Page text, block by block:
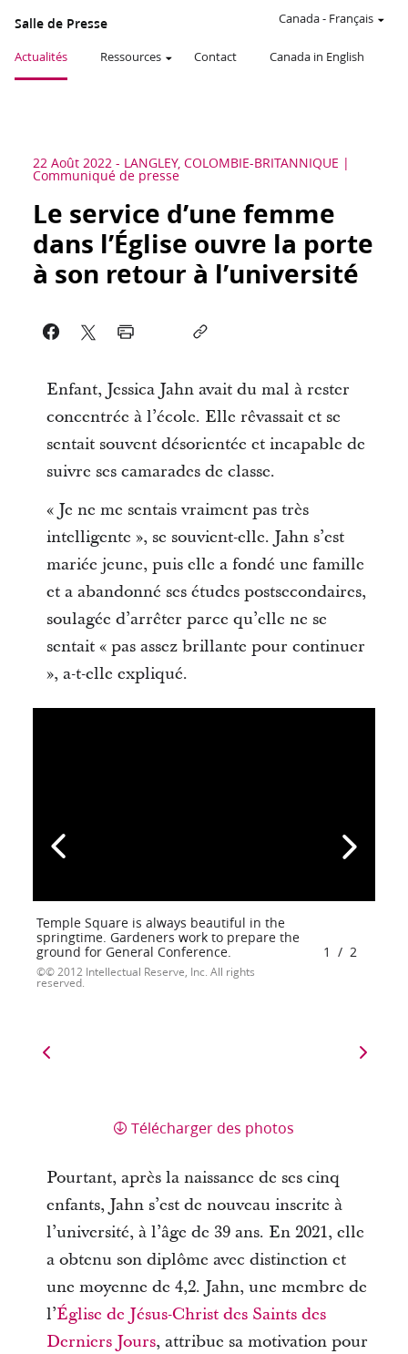
Salle de Presse
Actualités Ressources Contact Canada in English
Canada- Français
22 Août 2022 - LANGLEY, COLOMBIE-BRITANNIQUE
Communiqué de presse
Le service d’une femme
dans l’Église ouvre la porte
à son retour à l’université
Enfant, Jessica Jahn avait du mal à rester
concentrée à l’école. Elle rêvassait et se
sentait souvent désorientée et incapable de
suivre ses camarades de classe.
« Je ne me sentais vraiment pas très
intelligente », se souvient-elle. Jahn s’est
mariée jeune, puis elle a fondé une famille
et a abandonné ses études postsecondaires,
soulagée d’arrêter parce qu’elle ne se
sentait « pas assez brillante pour continuer
», a-t-elle expliqué.
Temple Square is always beautiful in the
springtime. Gardeners work to prepare the
ground for General Conference.
© 2012 Intellectual Reserve, Inc. All rights
reserved.
1 / 2
Télécharger des photos
Pourtant, après la naissance de ses cinq
enfants, Jahn s’est de nouveau inscrite à
l’université, à l’âge de 39 ans. En 2021, elle
a obtenu son diplôme avec distinction et
une moyenne de 4,2. Jahn, une membre de
l’Église de Jésus-Christ des Saints des
Derniers Jours, attribue sa motivation pour